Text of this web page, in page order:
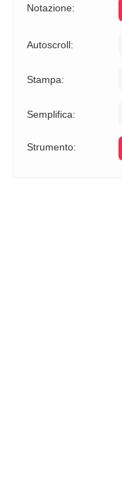
Notazione:
Autoscroll:
Stampa:
Semplifica:
Strumento: